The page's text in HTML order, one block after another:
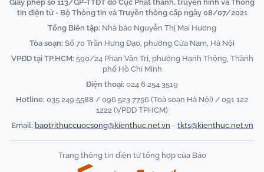
Giấy phép số 113/GP-TTĐT do Cục Phát thanh, truyền hình và Thông
tin điện tử - Bộ Thông tin và Truyền thông cấp ngày 08/07/2021
Tổng Biên tập: Nhà báo Nguyễn Thị Mai Hương
Tòa soạn: Số 70 Trần Hưng Đạo, phường Cửa Nam, Hà Nội
VPĐD tại TP.HCM: 590/24 Phan Văn Trị, phường Hạnh Thông, Thành
phố Hồ Chí Minh
Điện thoại: 024 6 254 3519
Hotline: 035 249 5588 / 096 523 7756 (Toà soạn Hà Nội) / 091 122
1222 (VPĐD TPHCM)
Email: baotrithuccuocsong@kienthuc.net.vn - tkts@kienthuc.net.vn
Trang thông tin điện tử tổng hợp của Báo